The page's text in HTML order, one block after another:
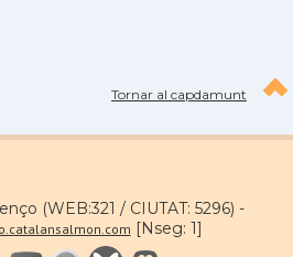
Tornar al capdamunt
(WEB:321 / CIUTAT: 5296) -
[Nseg: 1]